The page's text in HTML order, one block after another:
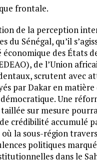
frontale.
de la perception
du Sénégal, qu’il
des États
de l’Union
scrutent avec
par Dakar en matière
Une
sur mesure
crédibilité accumulé
la sous-région
politiques
dans le